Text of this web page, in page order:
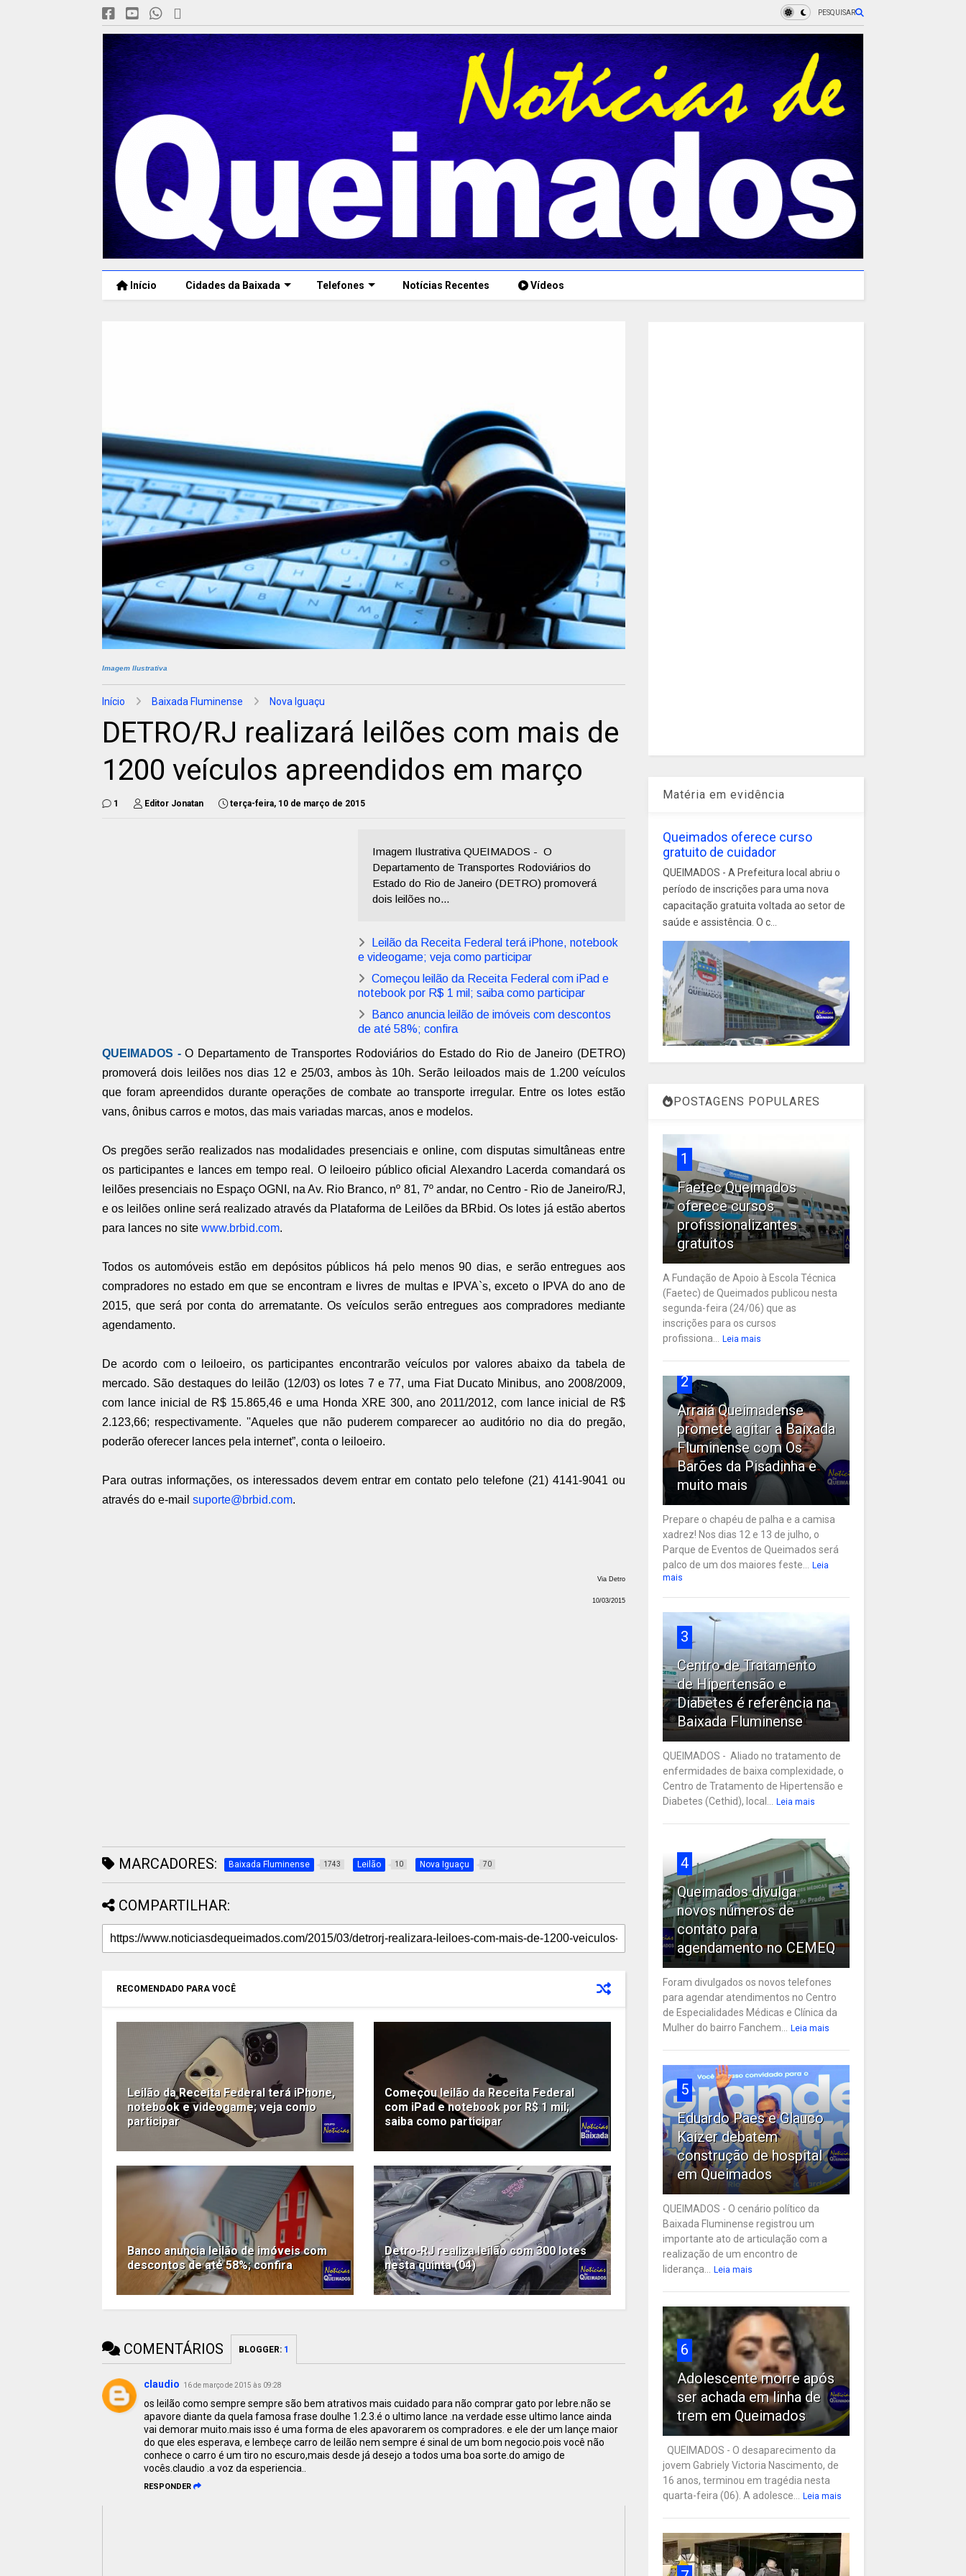
PESQUISAR
Início Cidades da Baixada Telefones Notícias Recentes Vídeos
Imagem Ilustrativa
Início Baixada Fluminense Nova Iguaçu
DETRO/RJ realizará leilões com mais de
1200 veículos apreendidos em março
1 Editor Jonatan terça-feira, 10 de março de 2015
Imagem Ilustrativa QUEIMADOS - O
Departamento de Transportes Rodoviários do
Estado do Rio de Janeiro (DETRO) promoverá
dois leilões no...
Leilão da Receita Federal terá iPhone, notebook
e videogame; veja como participar
Começou leilão da Receita Federal com iPad e
notebook por R$ 1 mil; saiba como participar
Banco anuncia leilão de imóveis com descontos
de até 58%; confira
QUEIMADOS -O Departamento de Transportes Rodoviários do Estado do Rio de Janeiro (DETRO)
promoverá dois leilões nos dias 12 e 25/03, ambos às 10h. Serão leiloados mais de 1.200 veículos
que foram apreendidos durante operações de combate ao transporte irregular. Entre os lotes estão
vans, ônibus carros e motos, das mais variadas marcas, anos e modelos.
Os pregões serão realizados nas modalidades presenciais e online, com disputas simultâneas entre
os participantes e lances em tempo real. O leiloeiro público oficial Alexandro Lacerda comandará os
leilões presenciais no Espaço OGNI, na Av. Rio Branco, nº 81, 7º andar, no Centro - Rio de Janeiro/RJ,
e os leilões online será realizado através da Plataforma de Leilões da BRbid. Os lotes já estão abertos
para lances no site www.brbid.com.
Todos os automóveis estão em depósitos públicos há pelo menos 90 dias, e serão entregues aos
compradores no estado em que se encontram e livres de multas e IPVA`s, exceto o IPVA do ano de
2015, que será por conta do arrematante. Os veículos serão entregues aos compradores mediante
agendamento.
De acordo com o leiloeiro, os participantes encontrarão veículos por valores abaixo da tabela de
mercado. São destaques do leilão (12/03) os lotes 7 e 77, uma Fiat Ducato Minibus, ano 2008/2009,
com lance inicial de R$ 15.865,46 e uma Honda XRE 300, ano 2011/2012, com lance inicial de R$
2.123,66; respectivamente. ''Aqueles que não puderem comparecer ao auditório no dia do pregão,
poderão oferecer lances pela internet”, conta o leiloeiro.
Para outras informações, os interessados devem entrar em contato pelo telefone (21) 4141-9041 ou
através do e-mail suporte@brbid.com.
Via Detro
10/03/2015
MARCADORES: Baixada Fluminense 1743 Leilão 10 Nova Iguaçu 70
COMPARTILHAR:
RECOMENDADO PARA VOCÊ
Leilão da Receita Federal terá iPhone,
notebook e videogame; veja como
participar
Começou leilão da Receita Federal
com iPad e notebook por R$ 1 mil;
saiba como participar
Banco anuncia leilão de imóveis com
descontos de até 58%; confira
Detro-RJ realiza leilão com 300 lotes
nesta quinta (04)
COMENTÁRIOS BLOGGER: 1
claudio 16 de março de 2015 às 09:28
os leilão como sempre sempre são bem atrativos mais cuidado para não comprar gato por lebre.não se
apavore diante da quela famosa frase doulhe 1.2.3.é o ultimo lance .na verdade esse ultimo lance ainda
vai demorar muito.mais isso é uma forma de eles apavorarem os compradores. e ele der um lançe maior
do que eles esperava, e lembeçe carro de leilão nem sempre é sinal de um bom negocio.pois você não
conhece o carro é um tiro no escuro,mais desde já desejo a todos uma boa sorte.do amigo de
vocês.claudio .a voz da esperiencia..
RESPONDER
Matéria em evidência
Queimados oferece curso
gratuito de cuidador
QUEIMADOS - A Prefeitura local abriu o
período de inscrições para uma nova
capacitação gratuita voltada ao setor de
saúde e assistência. O c...
POSTAGENS POPULARES
1
Faetec Queimados
oferece cursos
profissionalizantes
gratuitos
A Fundação de Apoio à Escola Técnica
(Faetec) de Queimados publicou nesta
segunda-feira (24/06) que as
inscrições para os cursos
profissiona...
Leia mais
2
Arraiá Queimadense
promete agitar a Baixada
Fluminense com Os
Barões da Pisadinha e
muito mais
Prepare o chapéu de palha e a camisa
xadrez! Nos dias 12 e 13 de julho, o
Parque de Eventos de Queimados será
palco de um dos maiores feste...
Leia
mais
3
Centro de Tratamento
de Hipertensão e
Diabetes é referência na
Baixada Fluminense
QUEIMADOS - Aliado no tratamento de
enfermidades de baixa complexidade, o
Centro de Tratamento de Hipertensão e
Diabetes (Cethid), local...
Leia mais
4
Queimados divulga
novos números de
contato para
agendamento no CEMEQ
Foram divulgados os novos telefones
para agendar atendimentos no Centro
de Especialidades Médicas e Clínica da
Mulher do bairro Fanchem...
Leia mais
5
Eduardo Paes e Glauco
Kaizer debatem
construção de hospital
em Queimados
QUEIMADOS - O cenário político da
Baixada Fluminense registrou um
importante ato de articulação com a
realização de um encontro de
liderança...
Leia mais
6
Adolescente morre após
ser achada em linha de
trem em Queimados
QUEIMADOS - O desaparecimento da
jovem Gabriely Victoria Nascimento, de
16 anos, terminou em tragédia nesta
quarta-feira (06). A adolesce...
Leia mais